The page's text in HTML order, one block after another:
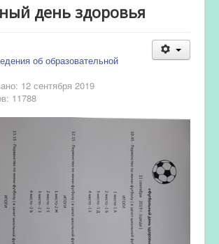
день здоровья
об образовательной
12 сентября 2019
11788